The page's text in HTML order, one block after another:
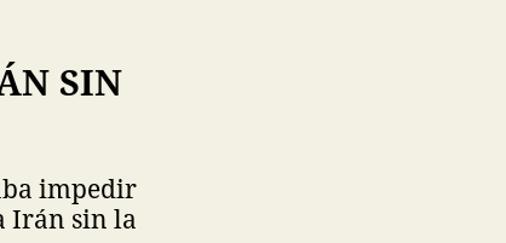
SIN
impedir
Irán sin la